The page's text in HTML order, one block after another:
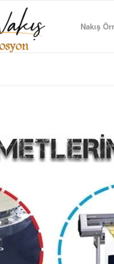
Nakış